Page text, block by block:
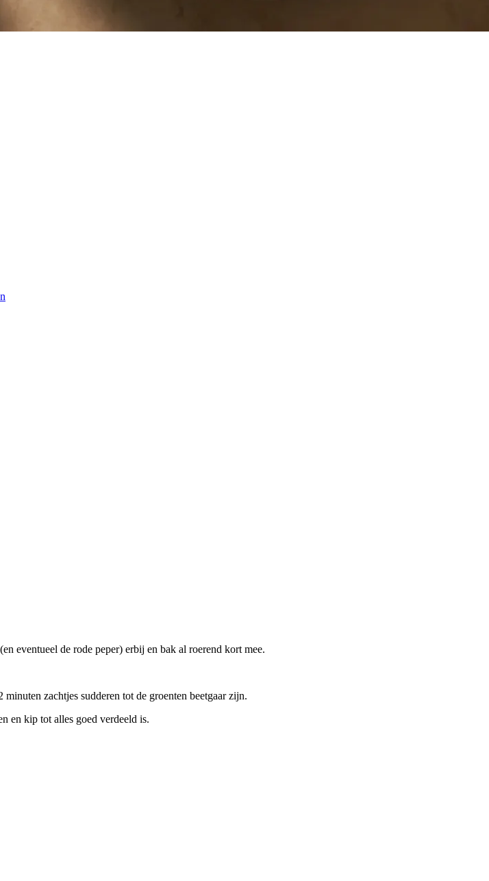
eventueel de rode peper) erbij en bak al roerend kort mee.
zachtjes sudderen tot de groenten beetgaar zijn.
en kip tot alles goed verdeeld is.